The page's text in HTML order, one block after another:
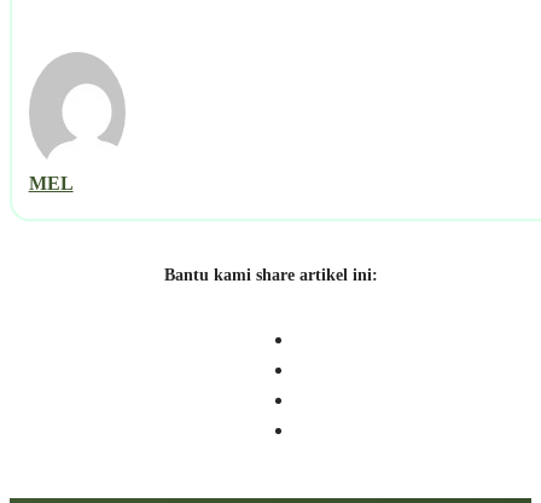
MEL
Bantu kami share artikel ini: